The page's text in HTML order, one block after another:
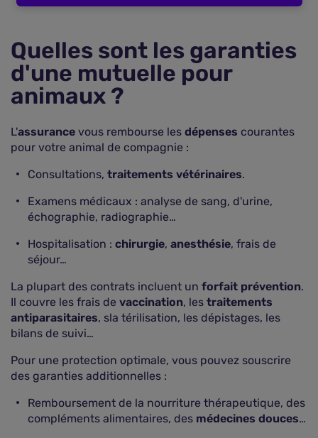
Quelles sont les garanties
d'une mutuelle pour
animaux ?
L'assurance vous rembourse les dépenses courantes
pour votre animal de compagnie :
Consultations, traitements vétérinaires.
Examens médicaux : analyse de sang, d'urine,
échographie, radiographie…
Hospitalisation : chirurgie, anesthésie, frais de
séjour…
La plupart des contrats incluent un forfait prévention.
Il couvre les frais de vaccination, les traitements
antiparasitaires, sla térilisation, les dépistages, les
bilans de suivi…
Pour une protection optimale, vous pouvez souscrire
des garanties additionnelles :
Remboursement de la nourriture thérapeutique, des
compléments alimentaires, des médecines douces…